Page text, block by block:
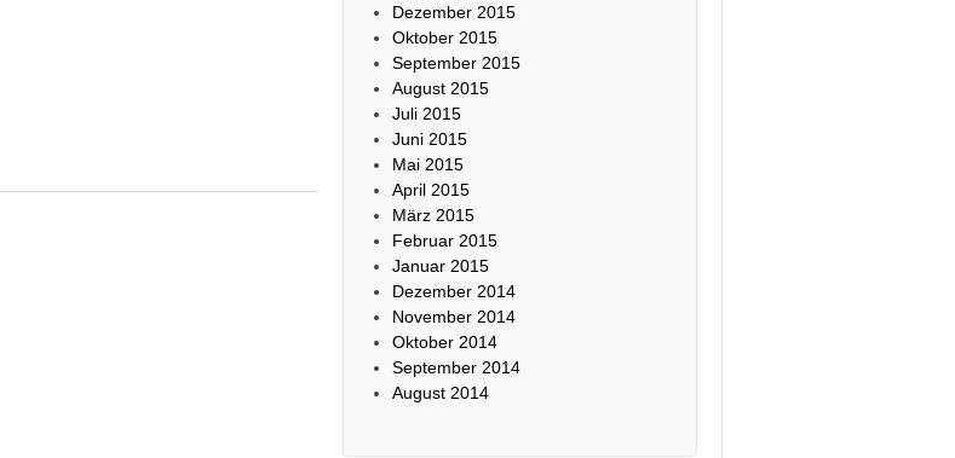
Dezember 2015
Oktober 2015
September 2015
August 2015
Juli 2015
Juni 2015
Mai 2015
April 2015
März 2015
Februar 2015
Januar 2015
Dezember 2014
November 2014
Oktober 2014
September 2014
August 2014